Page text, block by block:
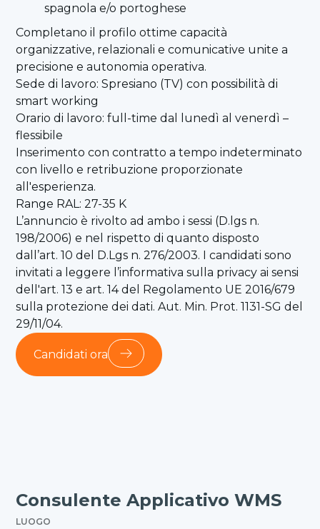
spagnola e/o portoghese
Completano il profilo ottime capacità
organizzative, relazionali e comunicative unite a
precisione e autonomia operativa.
Sede di lavoro: Spresiano (TV) con possibilità di
smart working
Orario di lavoro: full-time dal lunedì al venerdì –
flessibile
Inserimento con contratto a tempo indeterminato
con livello e retribuzione proporzionate
all'esperienza.
Range RAL: 27-35 K
L’annuncio è rivolto ad ambo i sessi (D.lgs n.
198/2006) e nel rispetto di quanto disposto
dall’art. 10 del D.Lgs n. 276/2003. I candidati sono
invitati a leggere l’informativa sulla privacy ai sensi
dell'art. 13 e art. 14 del Regolamento UE 2016/679
sulla protezione dei dati. Aut. Min. Prot. 1131-SG del
29/11/04.
Candidati ora
Consulente Applicativo WMS
LUOGO